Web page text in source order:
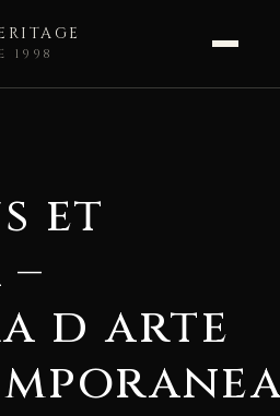
1998
et
d arte